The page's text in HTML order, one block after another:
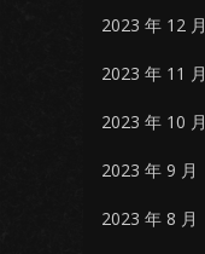
2023 年 12 月
2023 年 11 月
2023 年 10 月
2023 年 9 月
2023 年 8 月